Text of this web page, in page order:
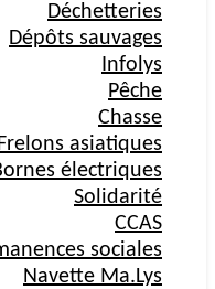
Déchetteries
Dépôts sauvages
Infolys
Pêche
Chasse
asiatiques
électriques
Solidarité
CCAS
sociales
Navette Ma.Lys